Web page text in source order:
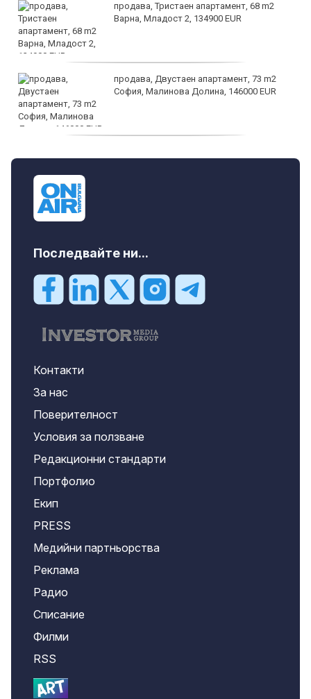
продава, Тристаен апартамент, 68 m2
Варна, Младост 2, 134900 EUR
продава, Двустаен апартамент, 73 m2
София, Малинова Долина, 146000 EUR
Последвайте ни...
Контакти
За нас
Поверителност
Условия за ползване
Редакционни стандарти
Портфолио
Екип
PRESS
Медийни партньорства
Реклама
Радио
Списание
Филми
RSS